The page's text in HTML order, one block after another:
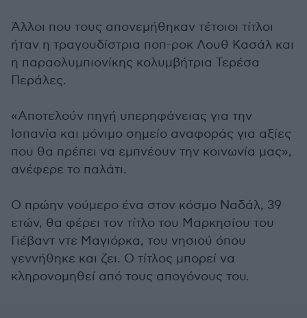
Άλλοι που τους απονεμήθηκαν τέτοιοι τίτλοι
ήταν η τραγουδίστρια ποπ-ροκ Λουθ Κασάλ και
η παραολυμπιονίκης κολυμβήτρια Τερέσα
Περάλες.
«Αποτελούν πηγή υπερηφάνειας για την
Ισπανία και μόνιμο σημείο αναφοράς για αξίες
που θα πρέπει να εμπνέουν την κοινωνία μας»,
ανέφερε το παλάτι.
Ο πρώην νούμερο ένα στον κόσμο Ναδάλ, 39
ετών, θα φέρει τον τίτλο του Μαρκησίου του
Γιέβαντ ντε Μαγιόρκα, του νησιού όπου
γεννήθηκε και ζει. Ο τίτλος μπορεί να
κληρονομηθεί από τους απογόνους του.